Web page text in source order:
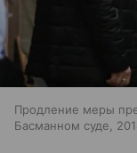
Продление меры
Басманном суде,